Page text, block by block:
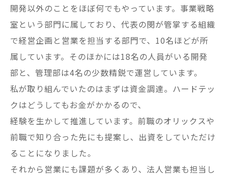
開発以外のことをほぼ何でもやっています。事業戦略
室という部門に属しており、代表の閔が管掌する組織
で経営企画と営業を担当する部門で、10名ほどが所
属しています。そのほかには18名の人員がいる開発
部と、管理部は4名の少数精鋭で運営しています。
私が取り組んでいたのはまずは資金調達。ハードテッ
クはどうしてもお金がかかるので、
経験を生かして推進しています。前職のオリックスや
前職で知り合った先にも提案し、出資をしていただけ
ることになりました。
それから営業にも課題が多くあり、法人営業も担当し